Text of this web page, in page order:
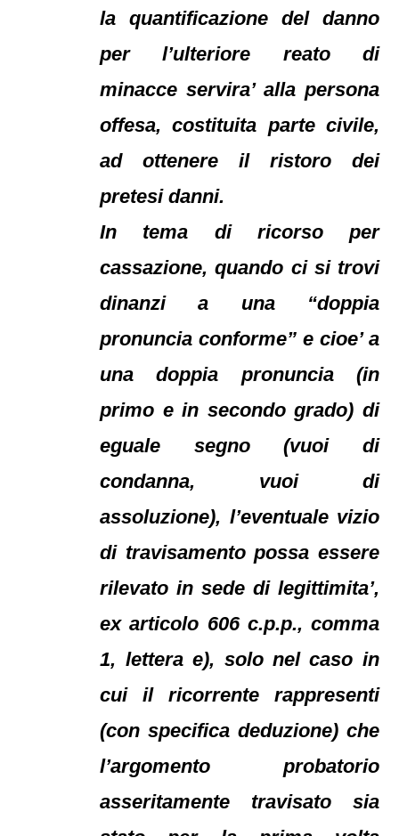
la quantificazione del danno
per l’ulteriore reato di
minacce servira’ alla persona
offesa, costituita parte civile,
ad ottenere il ristoro dei
pretesi danni.
In tema di ricorso per
cassazione, quando ci si trovi
dinanzi a una “doppia
pronuncia conforme” e cioe’ a
una doppia pronuncia (in
primo e in secondo grado) di
eguale segno (vuoi di
condanna, vuoi di
assoluzione), l’eventuale vizio
di travisamento possa essere
rilevato in sede di legittimita’,
ex articolo 606 c.p.p., comma
1, lettera e), solo nel caso in
cui il ricorrente rappresenti
(con specifica deduzione) che
l’argomento probatorio
asseritamente travisato sia